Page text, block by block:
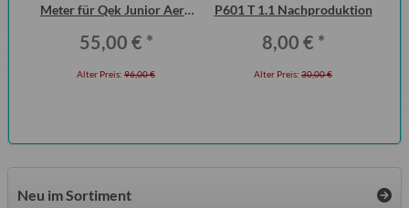
Meter für Qek Junior Aero
55,00 € *
Alter Preis: 96,00 €
P601 T 1.1 Nachproduktion
8,00 € *
Alter Preis: 30,00 €
Neu im Sortiment